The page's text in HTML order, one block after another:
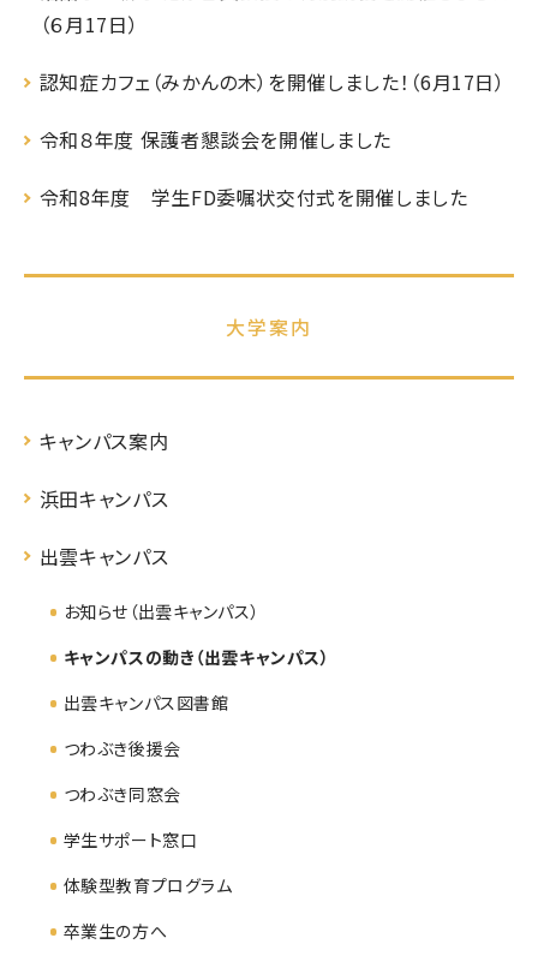
（６月17日）
認知症カフェ（みかんの木）を開催しました！（6月17日）
令和８年度 保護者懇談会を開催しました
令和8年度 学生FD委嘱状交付式を開催しました
大学案内
キャンパス案内
浜田キャンパス
出雲キャンパス
お知らせ（出雲キャンパス）
キャンパスの動き（出雲キャンパス）
出雲キャンパス図書館
つわぶき後援会
つわぶき同窓会
学生サポート窓口
体験型教育プログラム
卒業生の方へ